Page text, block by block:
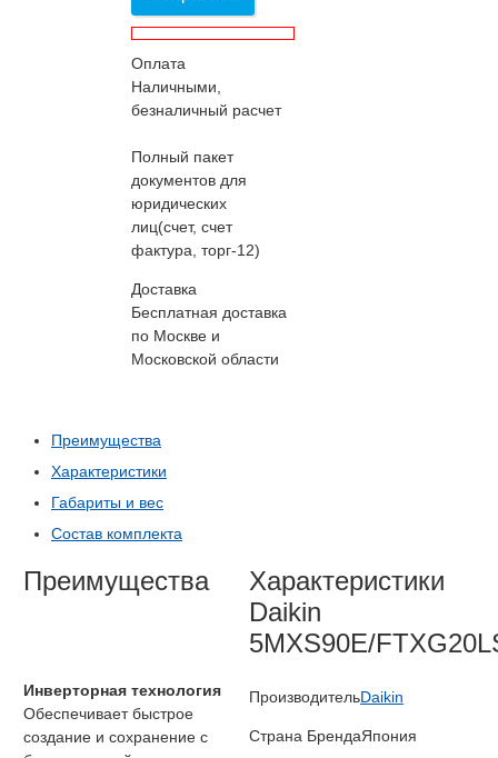
Оплата
Наличными,
безналичный расчет
Полный пакет
документов для
юридических
лиц(счет, счет
фактура, торг-12)
Доставка
Бесплатная доставка
по Москве и
Московской области
Преимущества
Характеристики
Габариты и вес
Состав комплекта
Преимущества
Инверторная технология
Обеспечивает быстрое
создание и сохранение с
Характеристики
Daikin
5MXS90E/
ПроизводительDaikin
Страна БрендаЯпония